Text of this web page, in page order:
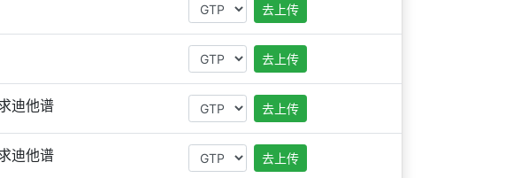
去上传
去上传
迪他谱 去上传
迪他谱 去上传